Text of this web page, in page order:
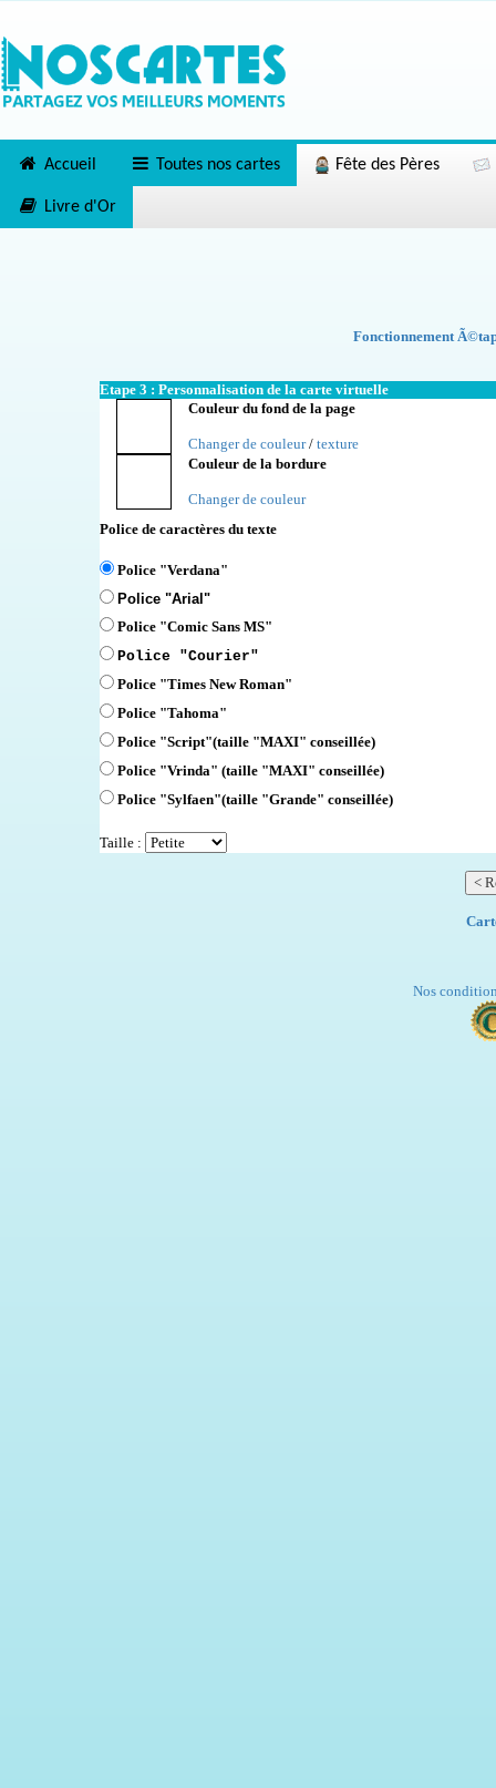
Accueil Toutes nos cartes Fête des Pères
Livre d'Or
Fonctionnement
Etape 3 : Personnalisation de la carte virtuelle
Couleur du fond de la page
Changer de couleur/ texture
Couleur de la bordure
Changer de couleur
Police de caractères du texte
Police "Verdana"
Police "Arial"
Police "Comic Sans MS"
Police "Courier"
Police "Times New Roman"
Police "Tahoma"
Police "Script"(taille "MAXI" conseillée)
Police "Vrinda" (taille "MAXI" conseillée)
Police "Sylfaen"(taille "Grande" conseillée)
Taille :
Nos